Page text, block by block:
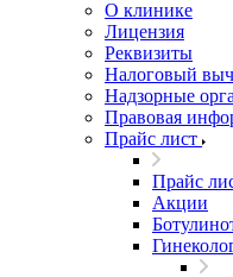
О клинике
Лицензия
Реквизиты
Налоговый
Надзорные
Правовая
Прайс лист
Прайс
Акции